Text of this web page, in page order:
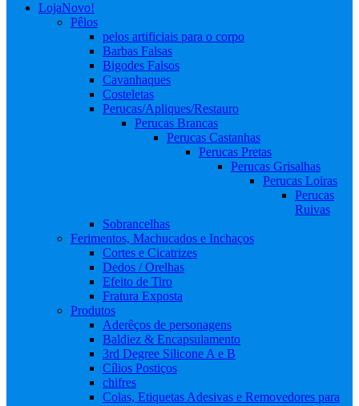
LojaNovo!
Pêlos
pelos artificiais para o corpo
Barbas Falsas
Bigodes Falsos
Cavanhaques
Costeletas
Perucas/Apliques/Restauro
Perucas Brancas
Perucas Castanhas
Perucas Pretas
Perucas Grisalhas
Perucas Loiras
Perucas
Ruivas
Sobrancelhas
Ferimentos, Machucados e Inchaços
Cortes e Cicatrizes
Dedos / Orelhas
Efeito de Tiro
Fratura Exposta
Produtos
Aderêços de personagens
Baldiez & Encapsulamento
3rd Degree Silicone A e B
Cílios Postiços
chifres
Colas, Etiquetas Adesivas e Removedores para